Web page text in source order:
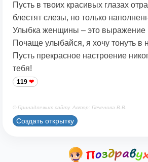
Пусть в твоих красивых глазах
блестят слезы, но только
Улыбка женщины – это выражение
Почаще улыбайся, я хочу тонуть в
Пусть прекрасное настроение
тебя!
119
© Принадлежит сайту. Автор: Печенова В.В.
Создать открытку